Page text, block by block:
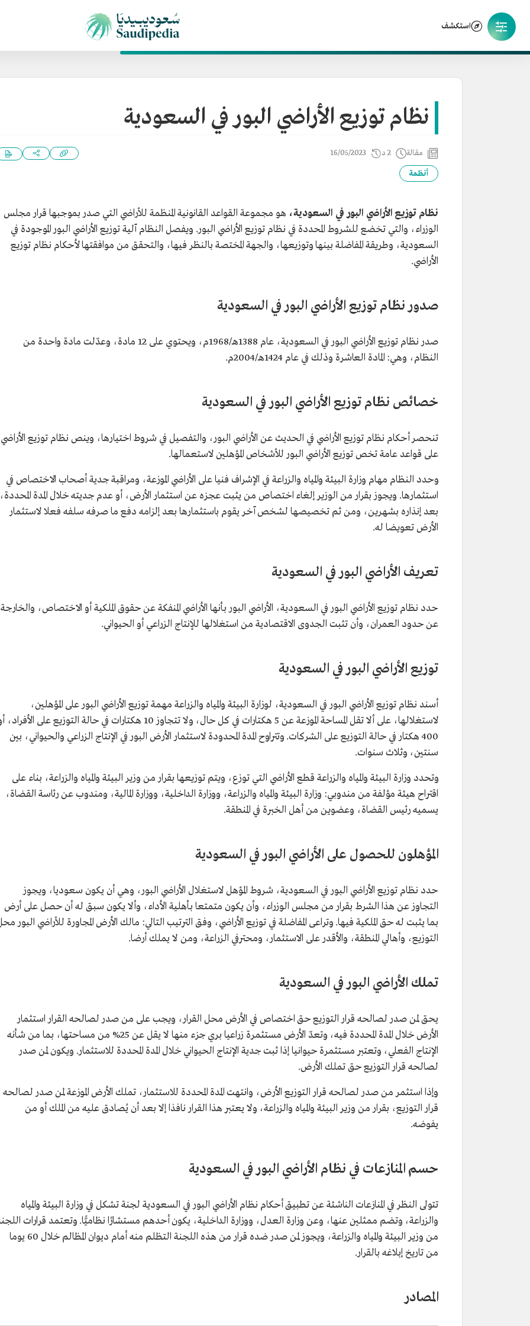
استكشف
نظام توزيع الأراضي البور في السعودية
مقالة 2 د 16/05/2023
أنظمة
نظام توزيع الأراضي البور في السعودية، هو مجموعة القواعد القانونية المنظمة للأراضي التي صدر بموجبها قرار مجلس
الوزراء، والتي تخضع للشروط المحددة في نظام توزيع الأراضي البور. ويفصل النظام آلية توزيع الأراضي البور الموجودة في
السعودية، وطريقة المفاضلة بينها وتوزيعها، والجهة المختصة بالنظر فيها، والتحقق من موافقتها لأحكام نظام توزيع
الأراضي.
صدور نظام توزيع الأراضي البور في السعودية
صدر نظام توزيع الأراضي البور في السعودية، عام 1388هـ/1968م، ويحتوي على 12 مادة، وعدّلت مادة واحدة من
النظام، وهي: المادة العاشرة وذلك في عام 1424هـ/2004م.
خصائص نظام توزيع الأراضي البور في السعودية
تنحصر أحكام نظام توزيع الأراضي في الحديث عن الأراضي البور، والتفصيل في شروط اختيارها، وينص نظام توزيع الأراضي
على قواعد عامة تخص توزيع الأراضي البور للأشخاص المؤهلين لاستعمالها.
وحدد النظام مهام وزارة البيئة والمياه والزراعة في الإشراف فنيا على الأراضي الموزعة، ومراقبة جدية أصحاب الاختصاص في
استثمارها. ويجوز بقرار من الوزير إلغاء اختصاص من يثبت عجزه عن استثمار الأرض، أو عدم جديته خلال المدة المحددة،
بعد إنذاره بشهرين، ومن ثم تخصيصها لشخص آخر يقوم باستثمارها بعد إلزامه دفع ما صرفه سلفه فعلا لاستثمار
الأرض تعويضا له.
تعريف الأراضي البور في السعودية
حدد نظام توزيع الأراضي البور في السعودية، الأراضي البور بأنها الأراضي المنفكة عن حقوق الملكية أو الاختصاص، والخارجة
عن حدود العمران، وأن تثبت الجدوى الاقتصادية من استغلالها للإنتاج الزراعي أو الحيواني.
توزيع الأراضي البور في السعودية
أسند نظام توزيع الأراضي البور في السعودية، لوزارة البيئة والمياه والزراعة مهمة توزيع الأراضي البور على المؤهلين،
لاستغلالها، على ألا تقل المساحة الموزعة عن 5 هكتارات في كل حال، ولا تتجاوز 10 هكتارات في حالة التوزيع على
400 هكتار في حالة التوزيع على الشركات. وتتراوح المدة المحدودة لاستثمار الأرض البور في الإنتاج الزراعي والحيواني، بين
سنتين، وثلاث سنوات.
وتحدد وزارة البيئة والمياه والزراعة قطع الأراضي التي توزع، ويتم توزيعها بقرار من وزير البيئة والمياه والزراعة، بناء على
اقتراح هيئة مؤلفة من مندوبي: وزارة البيئة والمياه والزراعة، ووزارة الداخلية، ووزارة المالية، ومندوب عن رئاسة القضاة،
يسميه رئيس القضاة، وعضوين من أهل الخبرة في المنطقة.
المؤهلون للحصول على الأراضي البور في السعودية
حدد نظام توزيع الأراضي البور في السعودية، شروط المؤهل لاستغلال الأراضي البور، وهي أن يكون سعوديا، ويجوز
التجاوز عن هذا الشرط بقرار من مجلس الوزراء، وأن يكون متمتعا بأهلية الأداء، وألا يكون سبق له أن حصل على أرض
بما يثبت له حق الملكية فيها. وتراعى المفاضلة في توزيع الأراضي، وفق الترتيب التالي: مالك الأرض المجاورة للأراضي البور
التوزيع، وأهالي المنطقة، والأقدر على الاستثمار، ومحترفي الزراعة، ومن لا يملك أرضا.
تملك الأراضي البور في السعودية
يحق لمن صدر لصالحه قرار التوزيع حق اختصاص في الأرض محل القرار، ويجب على من صدر لصالحه القرار استثمار
الأرض خلال المدة المحددة فيه، وتعدّ الأرض مستثمرة زراعيا بري جزء منها لا يقل عن 25% من مساحتها، بما من شأنه
الإنتاج الفعلي، وتعتبر مستثمرة حيوانيا إذا ثبت جدية الإنتاج الحيواني خلال المدة المحددة للاستثمار. ويكون لمن صدر
لصالحه قرار التوزيع حق تملك الأرض.
وإذا استثمر من صدر لصالحه قرار التوزيع الأرض، وانتهت المدة المحددة للاستثمار، تملك الأرض الموزعة لمن صدر لصالحه
قرار التوزيع، بقرار من وزير البيئة والمياه والزراعة، ولا يعتبر هذا القرار نافذا إلا بعد أن يُصادق عليه من الملك أو من
يفوضه.
حسم المنازعات في نظام الأراضي البور في السعودية
تتولى النظر في المنازعات الناشئة عن تطبيق أحكام نظام الأراضي البور في السعودية لجنة تشكل في وزارة البيئة والمياه
والزراعة، وتضم ممثلين عنها، وعن وزارة العدل، ووزارة الداخلية، يكون أحدهم مستشارًا نظاميًّا. وتعتمد قرارات
من وزير البيئة والمياه والزراعة، ويجوز لمن صدر ضده قرار من هذه اللجنة التظلم منه أمام ديوان المظالم خلال 60 يوما
من تاريخ إبلاغه بالقرار.
المصادر